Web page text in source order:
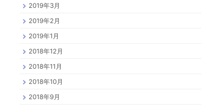
2019年3月
2019年2月
2019年1月
2018年12月
2018年11月
2018年10月
2018年9月